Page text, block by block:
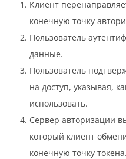
Клиент
конечную точку
Пользователь
данные.
Пользователь
на доступ, указывая,
использовать.
Сервер авторизации
который клиент
конечную точку токена.